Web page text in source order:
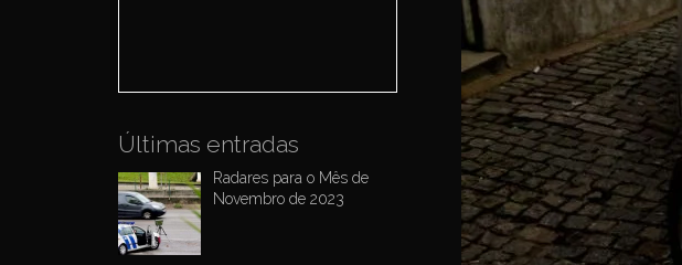
Últimas entradas
Radares para o Mês de
Novembro de 2023